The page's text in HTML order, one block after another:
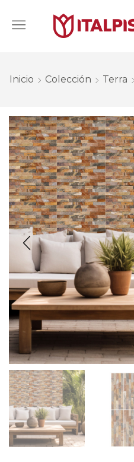
Inicio Colección Terra